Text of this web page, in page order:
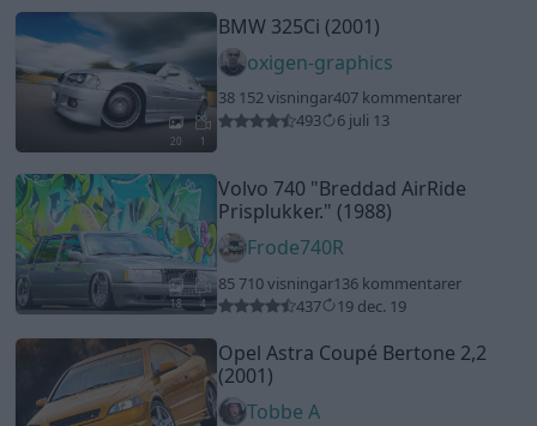
20 1
BMW 325Ci (2001)
oxigen-graphics
38 152 visningar407 kommentarer
493
6 juli 13
18 4
Volvo 740 "Breddad AirRide
Prisplukker." (1988)
Frode740R
85 710 visningar136 kommentarer
437
19 dec. 19
Opel Astra Coupé Bertone 2,2
(2001)
Tobbe A